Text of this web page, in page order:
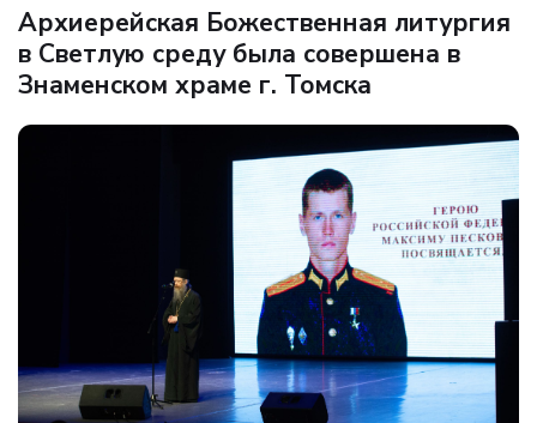
Архиерейская Божественная литургия
в Светлую среду была совершена в
Знаменском храме г. Томска